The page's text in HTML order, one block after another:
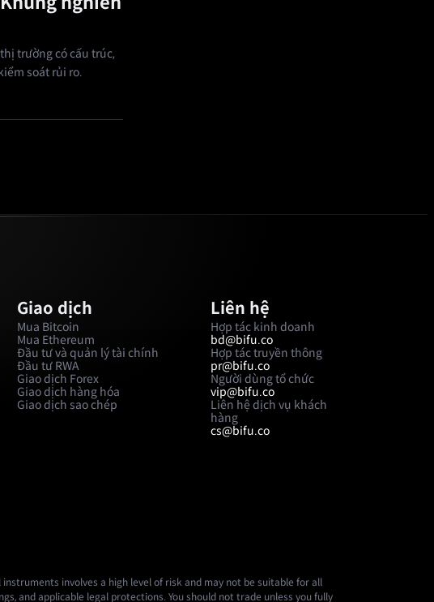
trường có cấu trúc,
soát rủi ro.
Giao dịch
Mua Bitcoin
Mua Ethereum
Đầu tư và quản lý tài chính
Đầu tư RWA
Giao dịch Forex
Giao dịch hàng hóa
Giao dịch sao chép
Liên hệ
Hợp tác kinh doanh
bd@bifu.co
Hợp tác truyền thông
pr@bifu.co
Người dùng tổ chức
vip@bifu.co
Liên hệ dịch vụ khách
hàng
cs@bifu.co
involves a high level of risk and may not be suitable for all
and applicable legal protections. You should not trade unless you fully